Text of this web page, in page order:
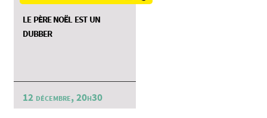
le père noël est un
dubber
12 décembre, 20h30